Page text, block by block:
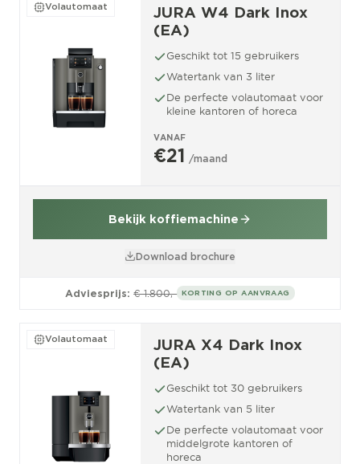
Volautomaat
JURA W4 Dark Inox
(EA)
Geschikt tot 15 gebruikers
Watertank van 3 liter
De perfecte volautomaat voor
kleine kantoren of horeca
VANAF
€21 /maand
Bekijk koffiemachine
Download brochure
Adviesprijs: € 1.800,- KORTING OP AANVRAAG
Volautomaat
JURA X4 Dark Inox
(EA)
Geschikt tot 30 gebruikers
Watertank van 5 liter
De perfecte volautomaat voor
middelgrote kantoren of
horeca